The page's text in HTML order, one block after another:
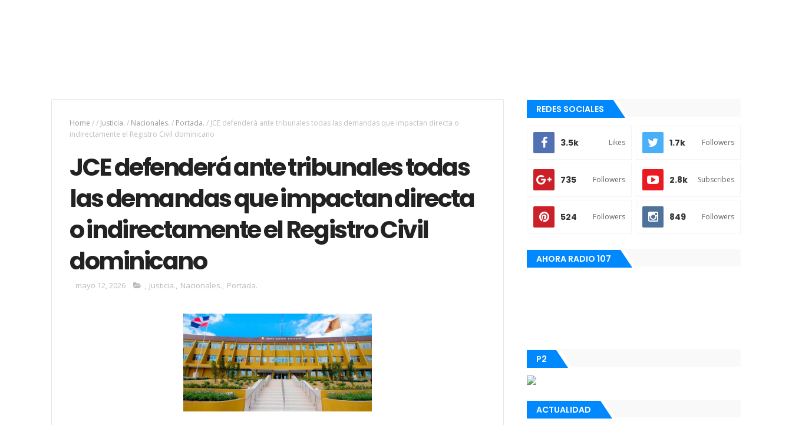
Home // Justicia. / Nacionales. / Portada. / JCE defenderá ante tribunales todas las demandas que impactan directa o
indirectamente el Registro Civil dominicano
JCE defenderá ante tribunales todas
las demandas que impactan directa
o indirectamente el Registro Civil
dominicano
mayo 12, 2026 , Justicia., Nacionales., Portada.
REDES SOCIALES
3.5k Likes 1.7k Followers
735 Followers 2.8k Subscribes
524 Followers 849 Followers
AHORA RADIO 107
P2
ACTUALIDAD